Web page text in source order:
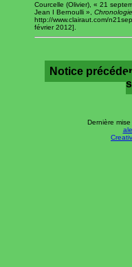
Courcelle (Olivier), « 21
Jean I Bernoulli »,
http://www.clairaut.com/
février 2012].
Notice
Dernière